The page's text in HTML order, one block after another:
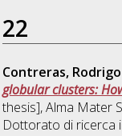
22
Contreras, Rodrigo
globular clusters:
thesis], Alma Mater
Dottorato di ricerca